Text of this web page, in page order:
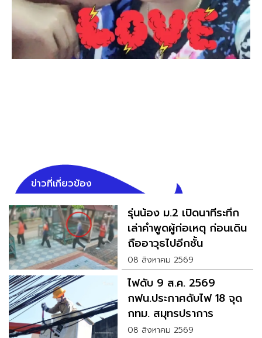
ข่าวที่เกี่ยวข้อง
รุ่นน้อง ม.2 เปิดนาทีระทึก
เล่าคำพูดผู้ก่อเหตุ ก่อนเดิน
ถืออาวุธไปอีกชั้น
08 สิงหาคม 2569
ไฟดับ 9 ส.ค. 2569
กฟน.ประกาศดับไฟ 18 จุด
กทม. สมุทรปราการ
นนทบุรี
08 สิงหาคม 2569